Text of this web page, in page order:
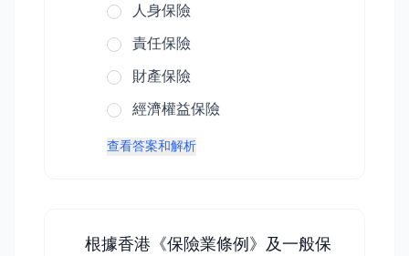
人身保險
責任保險
財產保險
經濟權益保險
查看答案和解析
根據香港《保險業條例》及一般保